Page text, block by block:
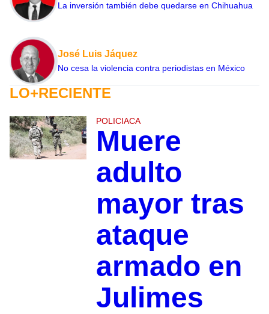
La inversión también debe quedarse en Chihuahua
José Luis Jáquez
No cesa la violencia contra periodistas en México
LO+RECIENTE
POLICIACA
Muere
adulto
mayor tras
ataque
armado en
Julimes